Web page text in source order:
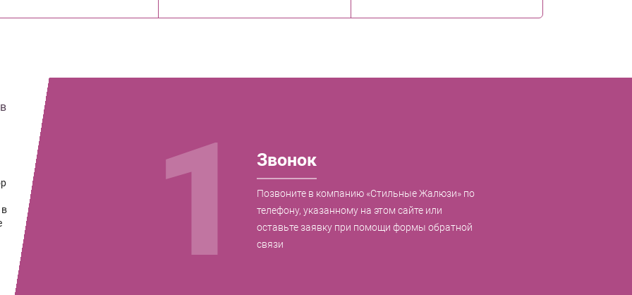
1 Звонок
Позвоните в компанию «Стильные Жалюзи» по
телефону, указанному на этом сайте или
оставьте заявку при помощи формы обратной
связи